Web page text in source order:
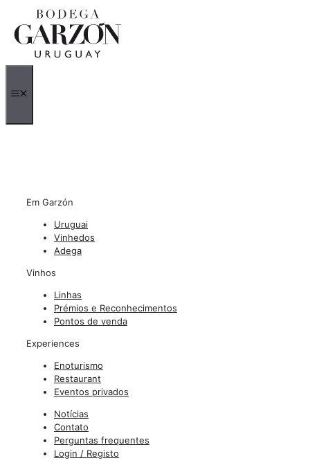
para
conteúdo
Em Garzón
Uruguai
Vinhedos
Adega
Vinhos
Linhas
Prémios e Reconhecimentos
Pontos de venda
Experiences
Enoturismo
Restaurant
Eventos privados
Notícias
Contato
Perguntas frequentes
Login / Registo